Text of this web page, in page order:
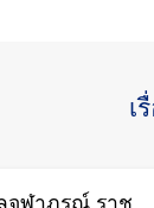
เ